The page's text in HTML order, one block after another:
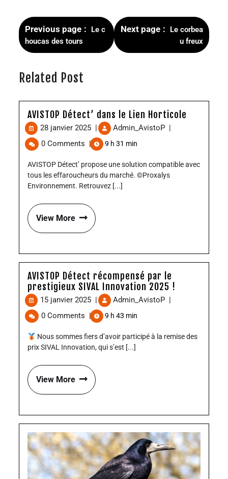
Previous page
Le c
houcas des tours
Next page
Le corbea
u freux
Related Post
AVISTOP Détect’ dans le Lien Horticole
28 janvier 2025 | Admin_AvistoP |
0 Comments | 9 h 31 min
AVISTOP Détect’ propose une solution compatible avec
tous les effaroucheurs du marché. ©Proxalys
Environnement. Retrouvez [...]
View More
AVISTOP Détect récompensé par le
prestigieux SIVAL Innovation 2025 !
15 janvier 2025 | Admin_AvistoP |
0 Comments | 9 h 43 min
Nous sommes fiers d’avoir participé à la remise des
prix SIVAL Innovation, qui s’est [...]
View More